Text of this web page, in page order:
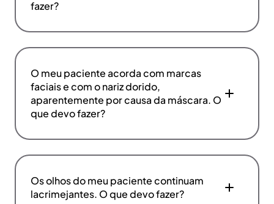
fazer?
O meu paciente acorda com marcas
faciais e com o nariz dorido,
aparentemente por causa da máscara. O
que devo fazer?
Os olhos do meu paciente continuam
lacrimejantes. O que devo fazer?